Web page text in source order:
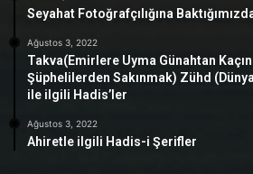
Seyahat Fotoğrafçılığına
Ağustos 3, 2022
Takva(Emirlere Uyma Günahtan
Şüphelilerden Sakınmak) Zühd
ile ilgili Hadis’ler
Ağustos 3, 2022
Ahiretle ilgili Hadis-i Şerifler